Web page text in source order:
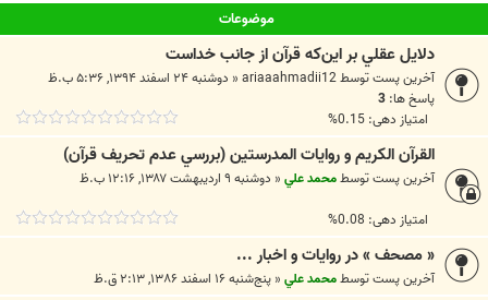
موضوعات
دلايل عقلي بر اين‌كه قرآن از جانب خداست
آخرین پست توسطariaaahmadii12
« دوشنبه ۲۴ اسفند ۱۳۹۴, ۵:۳۶ ب.ظ
پاسخ ها: 3
امتیاز دهی: 0.15%
القرآن الکريم و روايات المدرستين (بررسي عدم تحريف قرآن)
آخرین پست توسطمحمد علي« دوشنبه ۹ اردیبهشت ۱۳۸۷, ۱۲:۱۶ ب.ظ
امتیاز دهی: 0.08%
« مصحف » در روايات و اخبار ...
آخرین پست توسطمحمد علي« پنج‌شنبه ۱۶ اسفند ۱۳۸۶, ۲:۱۳ ق.ظ